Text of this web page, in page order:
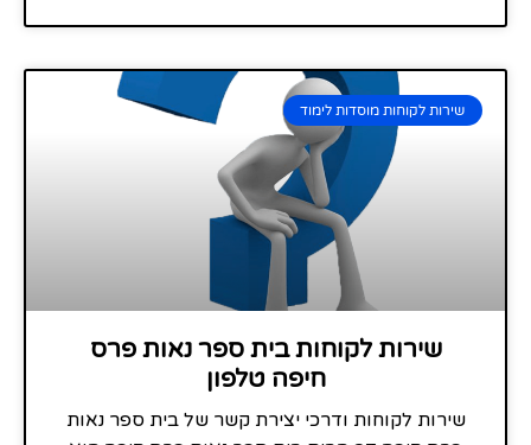
שירות לקוחות מוסדות לימוד
שירות לקוחות בית ספר נאות פרס
חיפה טלפון
שירות לקוחות ודרכי יצירת קשר של בית ספר נאות